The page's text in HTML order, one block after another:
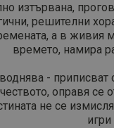
изтървана,
решителни
а в живия
времето, намира
-
оправя
не се
игри